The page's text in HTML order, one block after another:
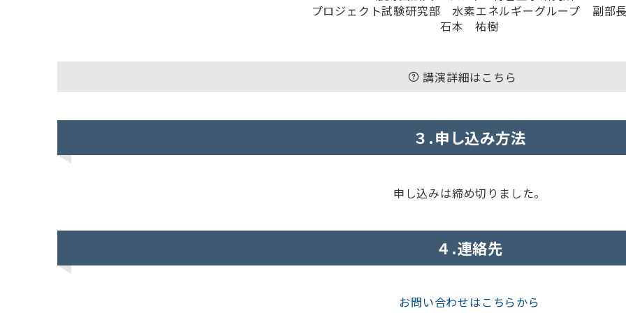
プロジェクト試験研究部 水素エネルギーグループ 副部
石本 祐樹
講演詳細はこちら
３.申し込み方法
申し込みは締め切りました。
４.連絡先
お問い合わせはこちらから